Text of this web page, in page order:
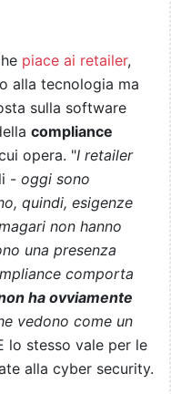
piace ai retailer,
alla tecnologia ma
sulla software
compliance
opera. "I retailer
- oggi sono
quindi, esigenze
non hanno
una presenza
comporta
ha ovviamente
vedono come un
lo stesso vale per le
alla cyber security.